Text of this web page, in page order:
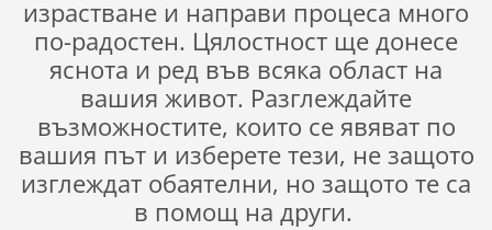
израстване и направи процеса много
по-радостен. Цялостност ще донесе
яснота и ред във всяка област на
вашия живот. Разглеждайте
възможностите, които се явяват по
вашия път и изберете тези, не защото
изглеждат обаятелни, но защото те са
в помощ на други.